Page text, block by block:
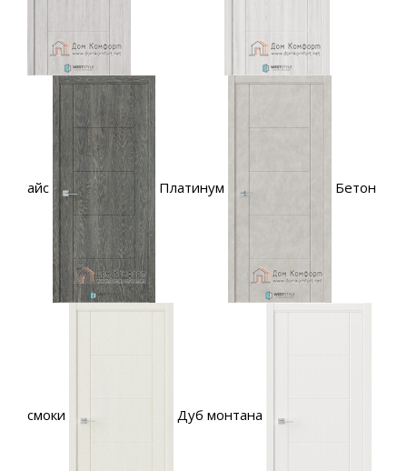
айс Платинум Бетон
смоки Дуб монтана